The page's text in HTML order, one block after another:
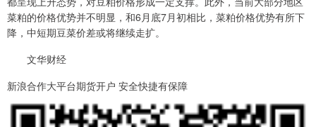
菜粕的价格优势并不明显，和6月底7月初相比，菜粕价格优势有所下
降，中短期豆菜价差或将继续走扩。
文华财经
新浪合作大平台期货开户 安全快捷有保障